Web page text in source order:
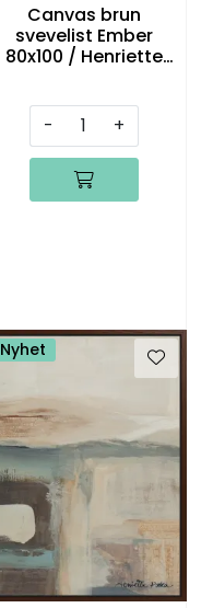
Canvas brun
svevelist Ember
80x100 / Henriette
-
+
Nyhet